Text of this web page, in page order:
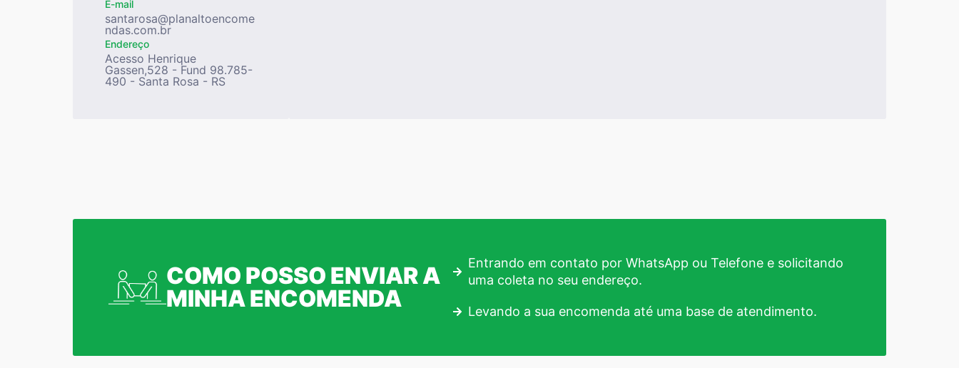
E-mail
santarosa@planaltoencome
ndas.com.br
Endereço
Acesso Henrique
Gassen,528 - Fund 98.785-
490 - Santa Rosa - RS
COMO POSSO ENVIAR A
MINHA ENCOMENDA
Entrando em contato por WhatsApp ou Telefone e solicitando
uma coleta no seu endereço.
Levando a sua encomenda até uma base de atendimento.